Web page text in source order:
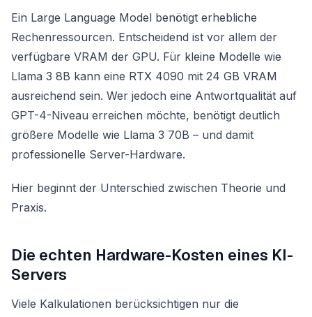
Ein Large Language Model benötigt erhebliche
Rechenressourcen. Entscheidend ist vor allem der
verfügbare VRAM der GPU. Für kleine Modelle wie
Llama 3 8B kann eine RTX 4090 mit 24 GB VRAM
ausreichend sein. Wer jedoch eine Antwortqualität auf
GPT-4-Niveau erreichen möchte, benötigt deutlich
größere Modelle wie Llama 3 70B – und damit
professionelle Server-Hardware.
Hier beginnt der Unterschied zwischen Theorie und
Praxis.
Die echten Hardware-Kosten eines KI-
Servers
Viele Kalkulationen berücksichtigen nur die